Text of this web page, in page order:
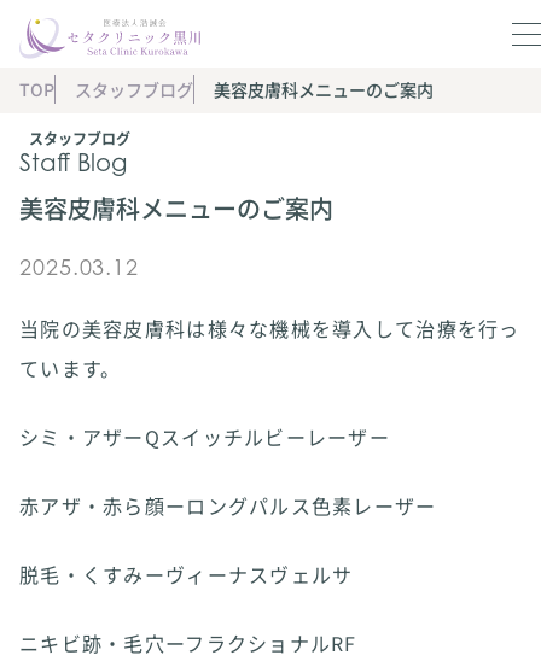
スタッフブログ
Staff Blog
TOP スタッフブログ 美容皮膚科メニューのご案内
美容皮膚科メニューのご案内
2025.03.12
当院の美容皮膚科は様々な機械を導入して治療を行っ
ています。
シミ・アザーQスイッチルビーレーザー
赤アザ・赤ら顔ーロングパルス色素レーザー
脱毛・くすみーヴィーナスヴェルサ
ニキビ跡・毛穴ーフラクショナルRF